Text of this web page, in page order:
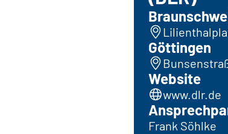
Göttingen
Website
www.dlr.de
Frank Söhlke